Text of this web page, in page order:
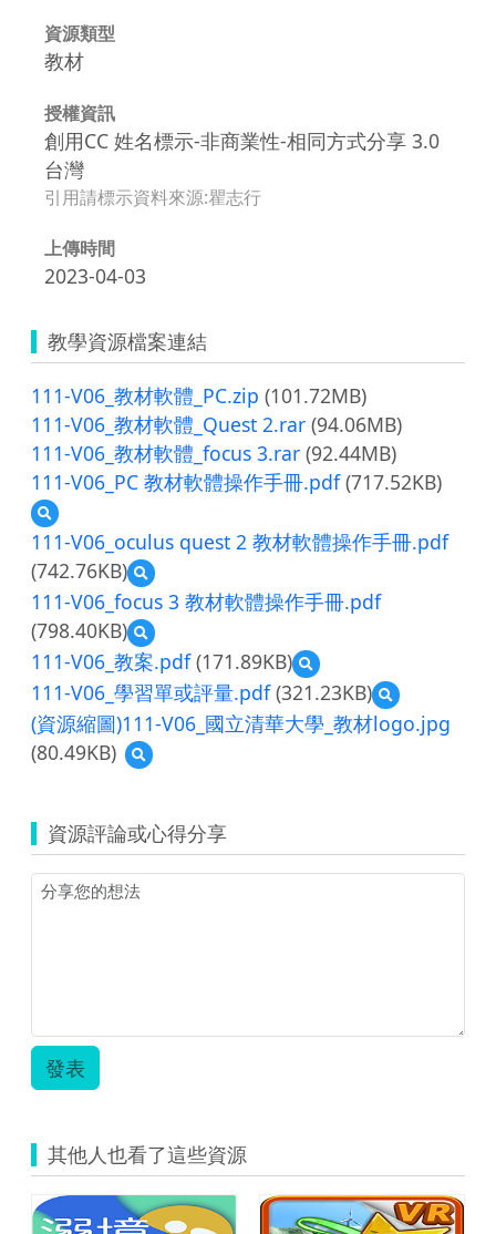
資源類型
教材
授權資訊
創用CC 姓名標示-非商業性-相同方式分享 3.0
台灣
引用請標示資料來源:瞿志行
上傳時間
2023-04-03
教學資源檔案連結
111-V06_教材軟體_PC.zip (101.72MB)
111-V06_教材軟體_Quest 2.rar (94.06MB)
111-V06_教材軟體_focus 3.rar (92.44MB)
111-V06_PC 教材軟體操作手冊.pdf(717.52KB)
預
覽
111-
V06_PC
教
軟
體
作
手
冊.pdf
111-V06_oculus quest 2 教材軟體操作手冊.pdf
(742.76KB)
預
覽
111-
V06_oculus
quest
2
教
材
軟
體
手
冊.pdf
111-V06_focus 3 教材軟體操作手冊.pdf
(798.40KB)
預
覽
111-
V06_focus
3
教
材
操
作
111-V06_教案.pdf(171.89KB)
預
覽
111-
V06_
111-V06_學習單或評量.pdf(321.23KB)
預
覽
111-
評
(資源縮圖)111-V06_國立清華大學_教材logo.jpg
(80.49KB)
預
覽
縮
圖)111-
V06_
資源評論或心得分享
發表
其他人也看了這些資源